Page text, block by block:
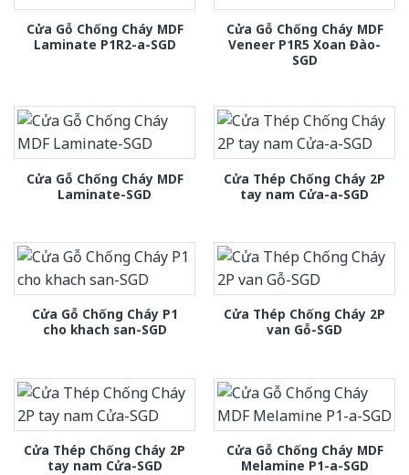
Cửa Gỗ Chống Cháy MDF
Laminate P1R2-a-SGD
Cửa Gỗ Chống Cháy MDF
Veneer P1R5 Xoan Đào-
SGD
Cửa Gỗ Chống Cháy MDF
Laminate-SGD
Cửa Thép Chống Cháy 2P
tay nam Cửa-a-SGD
Cửa Gỗ Chống Cháy P1
cho khach san-SGD
Cửa Thép Chống Cháy 2P
van Gỗ-SGD
Cửa Thép Chống Cháy 2P
tay nam Cửa-SGD
Cửa Gỗ Chống Cháy MDF
Melamine P1-a-SGD